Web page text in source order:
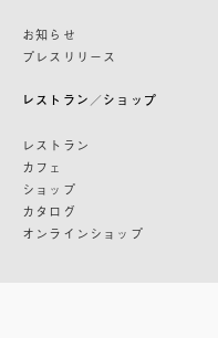
お知らせ
プレスリリース
レストラン／ショップ
レストラン
カフェ
ショップ
カタログ
オンラインショップ